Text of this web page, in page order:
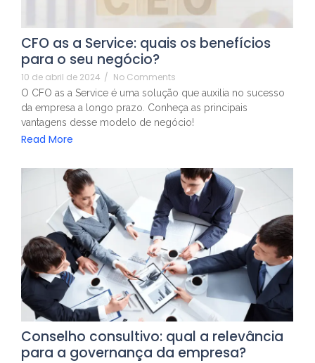
CFO as a Service: quais os benefícios
para o seu negócio?
10 de abril de 2024 / No Comments
O CFO as a Service é uma solução que auxilia no sucesso
da empresa a longo prazo. Conheça as principais
vantagens desse modelo de negócio!
Read More
Conselho consultivo: qual a relevância
para a governança da empresa?